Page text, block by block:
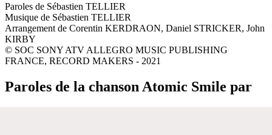
Paroles de Sébastien TELLIER
Musique de Sébastien TELLIER
Arrangement de Corentin KERDRAON, Daniel STRICKER, John
KIRBY
© SOC SONY ATV ALLEGRO MUSIC PUBLISHING
FRANCE, RECORD MAKERS - 2021
Paroles de la chanson Atomic Smile par